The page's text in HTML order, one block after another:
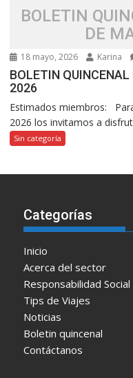
BOLETIN
DE
18 mayo, 2026 Karina
BOLETIN
2026
Estimados miembros:
2026 los invitamos a
Sin categoría
Categorías
Inicio
Acerca del sector
Responsabilidad Social
Tips de Viajes
Noticias
Boletin quincenal
Contáctanos